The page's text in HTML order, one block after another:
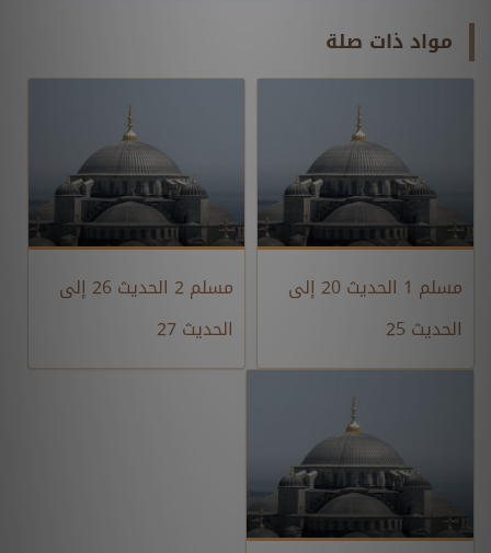
مواد ذات صلة
مسلم 1 الحديث 20 إلى
الحديث 25
مسلم 2 الحديث 26 إلى
الحديث 27